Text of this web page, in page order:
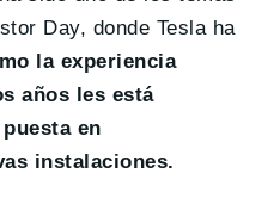
Day, donde Tesla ha
la experiencia
años les está
en
instalaciones.